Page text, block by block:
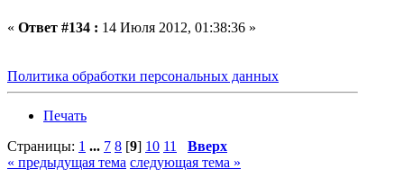
« Ответ #134 : 14 Июля 2012, 01:38:36 »
Политика обработки персональных данных
Печать
Страницы: 1 ... 7 8 [9] 10 11
Вверх
« предыдущая тема следующая тема »